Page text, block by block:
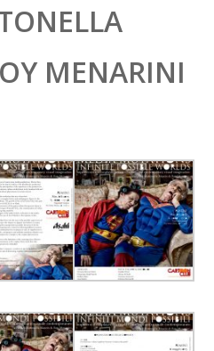
MENARINI